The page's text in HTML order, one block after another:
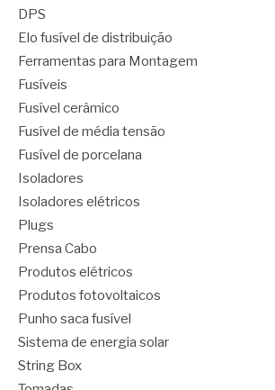
DPS
Elo fusível de distribuição
Ferramentas para Montagem
Fusíveis
Fusível cerâmico
Fusível de média tensão
Fusível de porcelana
Isoladores
Isoladores elétricos
Plugs
Prensa Cabo
Produtos elétricos
Produtos fotovoltaicos
Punho saca fusível
Sistema de energia solar
String Box